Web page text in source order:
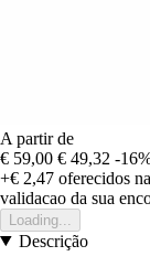
A partir de
€ 59,00 € 49,32 -
+€ 2,47 oferecidos
validacao da sua
Loading...
Descrição